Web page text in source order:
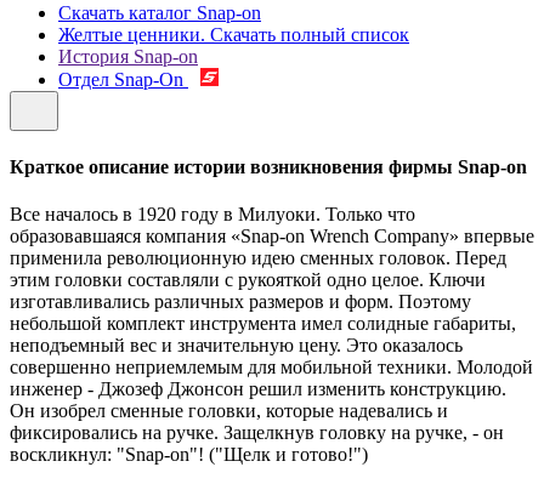
Скачать каталог Snap-on
Желтые ценники. Скачать полный список
История Snap-on
Отдел Snap-On
Краткое описание истории возникновения фирмы Snap-on
Все началось в 1920 году в Милуоки. Только что
образовавшаяся компания «Snap-on Wrench Company» впервые
применила революционную идею сменных головок. Перед
этим головки составляли с рукояткой одно целое. Ключи
изготавливались различных размеров и форм. Поэтому
небольшой комплект инструмента имел солидные габариты,
неподъемный вес и значительную цену. Это оказалось
совершенно неприемлемым для мобильной техники. Молодой
инженер - Джозеф Джонсон решил изменить конструкцию.
Он изобрел сменные головки, которые надевались и
фиксировались на ручке. Защелкнув головку на ручке, - он
воскликнул: "Snap-on"! ("Щелк и готово!")